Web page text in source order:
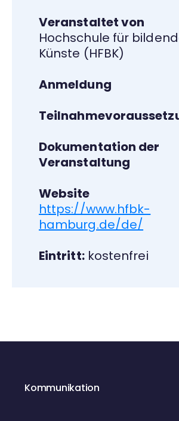
Veranstaltet von
Hochschule für
Künste (HFBK)
Anmeldung
Dokumentation der
Veranstaltung
Website
https://www.hfbk-
hamburg.de/de/
Eintritt: kostenfrei
Kommunikation